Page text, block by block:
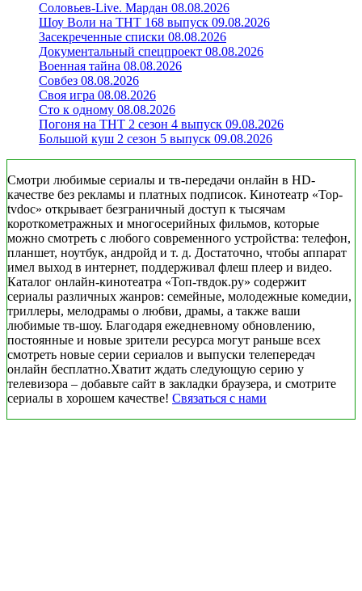
Соловьев-Live. Мардан 08.08.2026
Шоу Воли на ТНТ 168 выпуск 09.08.2026
Засекреченные списки 08.08.2026
Документальный спецпроект 08.08.2026
Военная тайна 08.08.2026
Совбез 08.08.2026
Своя игра 08.08.2026
Сто к одному 08.08.2026
Погоня на ТНТ 2 сезон 4 выпуск 09.08.2026
Большой куш 2 сезон 5 выпуск 09.08.2026
Смотри любимые сериалы и тв-передачи онлайн в HD-
качестве без рекламы и платных подписок. Кинотеатр «Top-
tvdoc» открывает безграничный доступ к тысячам
короткометражных и многосерийных фильмов, которые
можно смотреть с любого современного устройства: телефон,
планшет, ноутбук, андройд и т. д. Достаточно, чтобы аппарат
имел выход в интернет, поддерживал флеш плеер и видео.
Каталог онлайн-кинотеатра «Топ-твдок.ру» содержит
сериалы различных жанров: семейные, молодежные комедии,
триллеры, мелодрамы о любви, драмы, а также ваши
любимые тв-шоу. Благодаря ежедневному обновлению,
постоянные и новые зрители ресурса могут раньше всех
смотреть новые серии сериалов и выпуски телепередач
онлайн бесплатно.Хватит ждать следующую серию у
телевизора – добавьте сайт в закладки браузера, и смотрите
сериалы в хорошем качестве! Связаться с нами